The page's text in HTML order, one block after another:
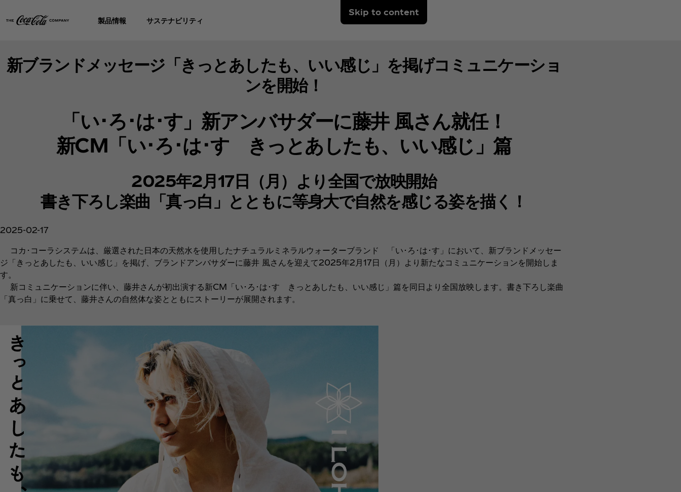
Skip to content
製品情報 サステナビリティ
新ブランドメッセージ「きっとあしたも、いい感じ」を掲げコミュニケーショ
ンを開始！
「い･ろ･は･す」新アンバサダーに藤井 風さん就任！
新CM「い･ろ･は･す きっとあしたも、いい感じ」篇
2025年2月17日（月）より全国で放映開始
書き下ろし楽曲「真っ白」とともに等身大で自然を感じる姿を描く！
2025-02-17
コカ･コーラシステムは、厳選された日本の天然水を使用したナチュラルミネラルウォーターブランド 「い･ろ･は･す」において、新ブランドメッセー
ジ「きっとあしたも、いい感じ」を掲げ、ブランドアンバサダーに藤井 風さんを迎えて2025年2月17日（月）より新たなコミュニケーションを開始しま
す。
新コミュニケーションに伴い、藤井さんが初出演する新CM「い･ろ･は･す きっとあしたも、いい感じ」篇を同日より全国放映します。書き下ろし楽曲
「真っ白」に乗せて、藤井さんの自然体な姿とともにストーリーが展開されます。